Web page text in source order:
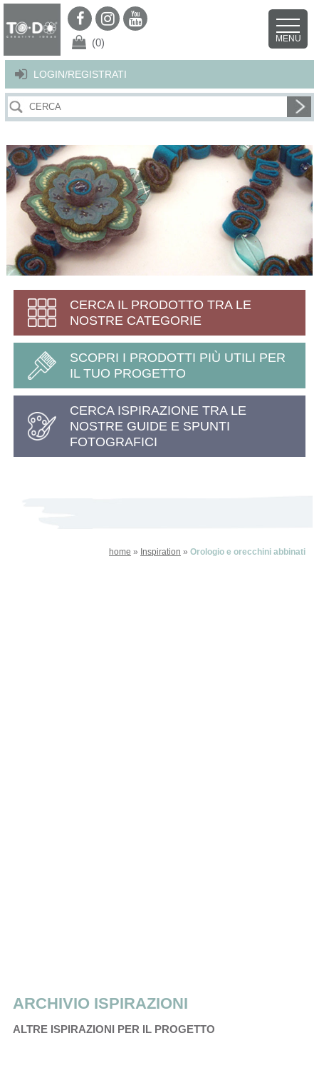
Per offrirti il miglior servizio possibile questo sito utilizza i cookies.
Continuando la navigazione nel sito autorizzi l’uso dei cookies. Per ulteriori
LOGIN/REGISTRATI
(0) MENU
CERCA IL PRODOTTO TRA LE
NOSTRE CATEGORIE
SCOPRI I PRODOTTI PIÙ UTILI PER
IL TUO PROGETTO
CERCA ISPIRAZIONE TRA LE
NOSTRE GUIDE E SPUNTI
FOTOGRAFICI
home » Inspiration »Orologio e orecchini abbinati
ARCHIVIO ISPIRAZIONI
ALTRE ISPIRAZIONI PER IL PROGETTO